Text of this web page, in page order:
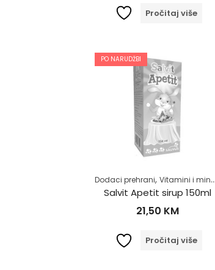
Pročitaj više
PO NARUDŽBI
Dodaci prehrani, Vitamini i minerali
Salvit Apetit sirup 150ml
21,50 KM
Pročitaj više